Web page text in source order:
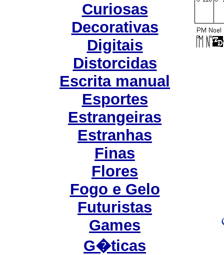
Curiosas
Decorativas
Digitais
Distorcidas
Escrita manual
Esportes
Estrangeiras
Estranhas
Finas
Flores
Fogo e Gelo
Futuristas
Games
G�ticas